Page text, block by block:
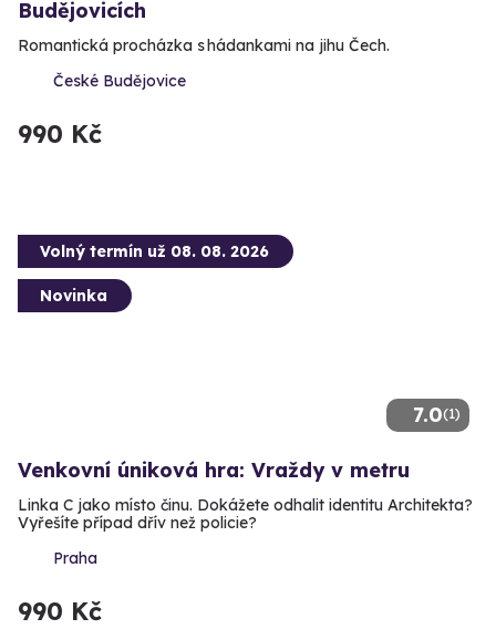
Budějovicích
Romantická procházka s hádankami na jihu Čech.
České Budějovice
990 Kč
7.0(1)
Volný termín už 08. 08. 2026
Novinka
Venkovní úniková hra: Vraždy v metru
Linka C jako místo činu. Dokážete odhalit identitu Architekta?
Vyřešíte případ dřív než policie?
Praha
990 Kč